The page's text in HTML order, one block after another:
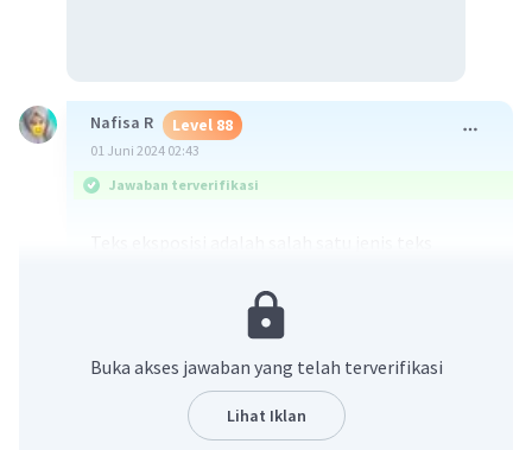
Nafisa R Level 88
01 Juni 2024 02:43
Jawaban terverifikasi
tentang sebuah maksud atau tujuan.
Beri Rating
Gold
Buka akses jawaban yang telah terverifikasi
Lihat Iklan